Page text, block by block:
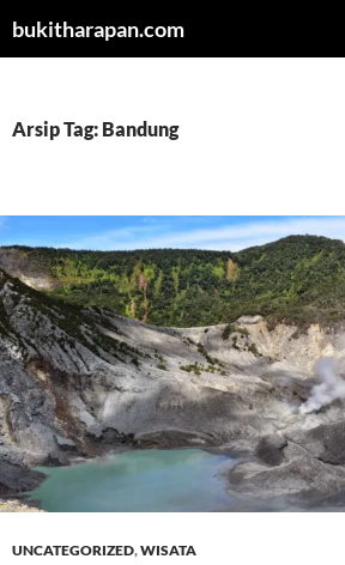
bukitharapan.com
Arsip Tag: Bandung
UNCATEGORIZED,WISATA